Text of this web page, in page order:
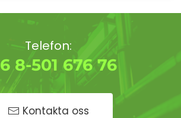
Telefon:
8-501 676 76
Kontakta oss